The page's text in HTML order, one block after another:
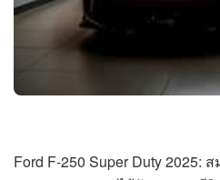
Ford F-250 Super Duty 2025: